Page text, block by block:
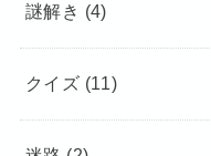
謎解き (4)
クイズ (11)